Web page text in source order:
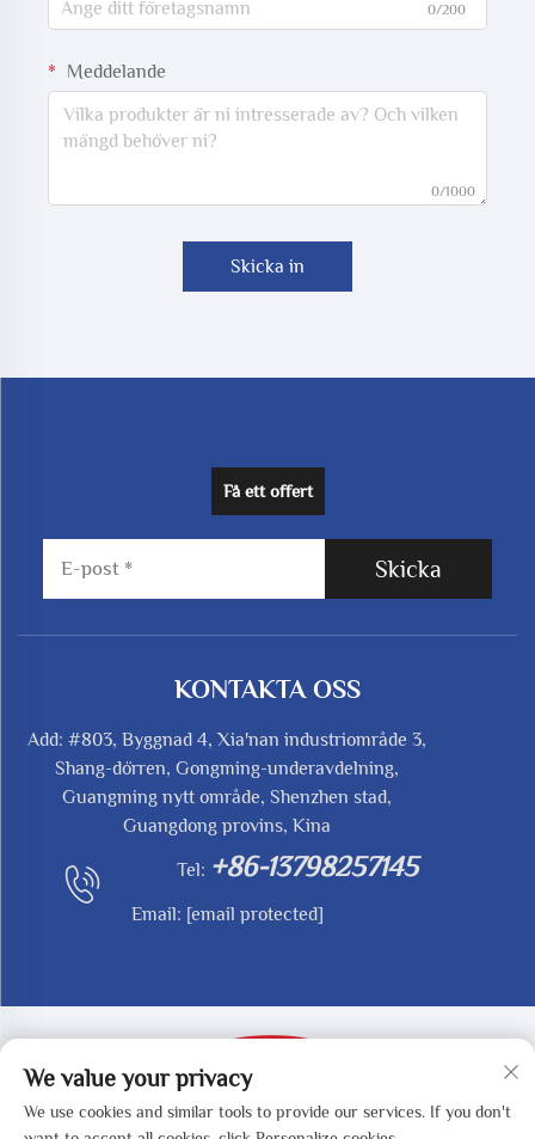
0/200
Meddelande
0/1000
Skicka in
Få ett offert
Skicka
KONTAKTA OSS
Add: #803, Byggnad 4, Xia'nan industriområde 3,
Shang-dörren, Gongming-underavdelning,
Guangming nytt område, Shenzhen stad,
Guangdong provins, Kina
Tel: +86-13798257145
Email: [email protected]
Upphovsrätt © 2025 av SHENZHEN REDY-MED
We value your privacy
We use cookies and similar tools to provide our services. If you don't